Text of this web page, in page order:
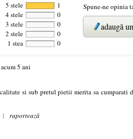
5 stele
1
4 stele
0
3 stele
0
2 stele
0
1 stea
0
Spune-ne opinia
adaugă
acum 5 ani
si sub pretul pietii merita sa
| raportează